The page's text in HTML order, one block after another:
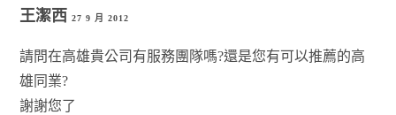
王潔西27 9 月 2012
請問在高雄貴公司有服務團隊嗎?還是您有可以推薦的高
雄同業?
謝謝您了